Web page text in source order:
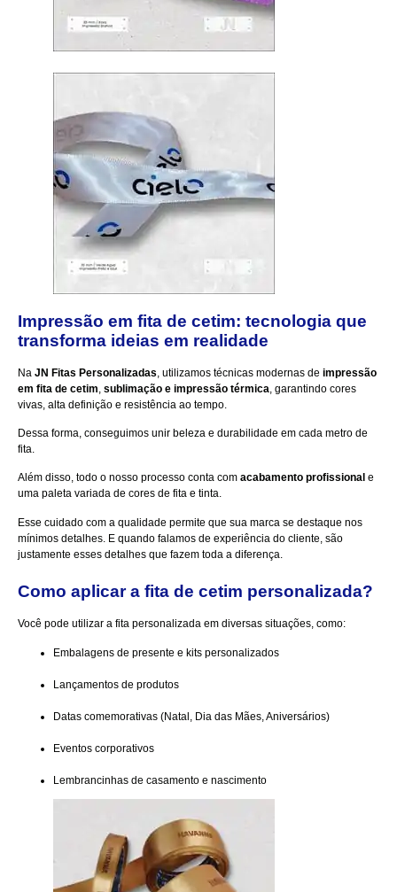
Impressão em fita de cetim: tecnologia que
transforma ideias em realidade
Na JN Fitas Personalizadas , utilizamos técnicas modernas de impressão
em fita de cetim sublimação e impressão térmica , garantindo cores
vivas, alta definição e resistência ao tempo.
Dessa forma, conseguimos unir beleza e durabilidade em cada metro de
fita.
Além disso, todo o nosso processo conta com acabamento profissional e
uma paleta variada de cores de fita e tinta.
Esse cuidado com a qualidade permite que sua marca se destaque nos
mínimos detalhes. E quando falamos de experiência do cliente, são
justamente esses detalhes que fazem toda a diferença.
Como aplicar a fita de cetim personalizada?
Você pode utilizar a fita personalizada em diversas situações, como:
Embalagens de presente e kits personalizados
Lançamentos de produtos
Datas comemorativas (Natal, Dia das Mães, Aniversários)
Eventos corporativos
Lembrancinhas de casamento e nascimento